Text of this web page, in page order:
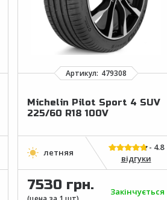
Michelin Pilot Sport 4 SUV
225/60 R18 100V
відгуки
7530 грн. Закінчується